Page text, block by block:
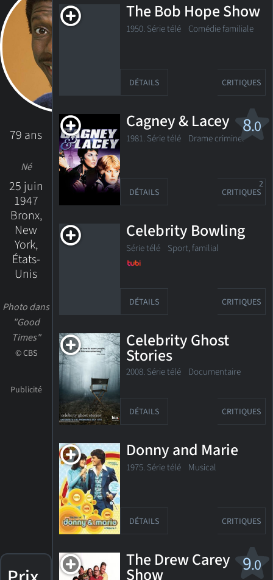
79 ans
Né
25 juin
1947
Bronx,
New
York,
États-
Unis
Photo dans
"Good
Times"
© CBS
The Bob Hope Show
1950. Série télé Comédie familiale
DÉTAILS CRITIQUES
8.0
Cagney & Lacey
1981. Série télé Drame criminel
DÉTAILS CRITIQUES
2
Celebrity Bowling
Série télé Sport, familial
DÉTAILS CRITIQUES
Celebrity Ghost
Stories
2008. Série télé Documentaire
DÉTAILS CRITIQUES
Donny and Marie
1975. Série télé Musical
DÉTAILS CRITIQUES
9.0
The Drew Carey
Show